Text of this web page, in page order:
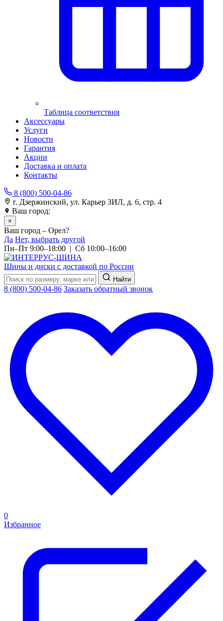
Таблица соответствия
Аксессуары
Услуги
Новости
Гарантия
Акции
Доставка и оплата
Контакты
8 (800) 500-04-86
г. Дзержинский, ул. Карьер ЗИЛ, д. 6, стр. 4
Ваш город:
×
Ваш город – Орел?
Да Нет, выбрать другой
Пн–Пт 9:00–18:00 | Сб 10:00–16:00
Шины и диски с доставкой по России
Найти
8 (800) 500-04-86 Заказать обратный звонок
0
Избранное